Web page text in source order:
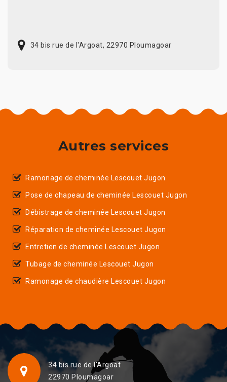
34 bis rue de l'Argoat, 22970 Ploumagoar
Autres services
Ramonage de cheminée Lescouet Jugon
Pose de chapeau de cheminée Lescouet Jugon
Débistrage de cheminée Lescouet Jugon
Réparation de cheminée Lescouet Jugon
Entretien de cheminée Lescouet Jugon
Tubage de cheminée Lescouet Jugon
Ramonage de chaudière Lescouet Jugon
34 bis rue de l'Argoat
22970 Ploumagoar